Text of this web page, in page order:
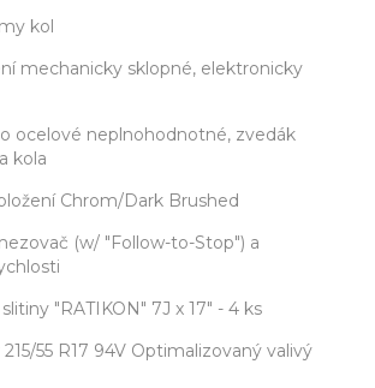
kol
mechanicky sklopné, elektronicky
ocelové neplnohodnotné, zvedák
kola
Chrom/Dark Brushed
(w/ "Follow-to-Stop") a
"RATIKON" 7J x 17" - 4 ks
55 R17 94V Optimalizovaný valivý